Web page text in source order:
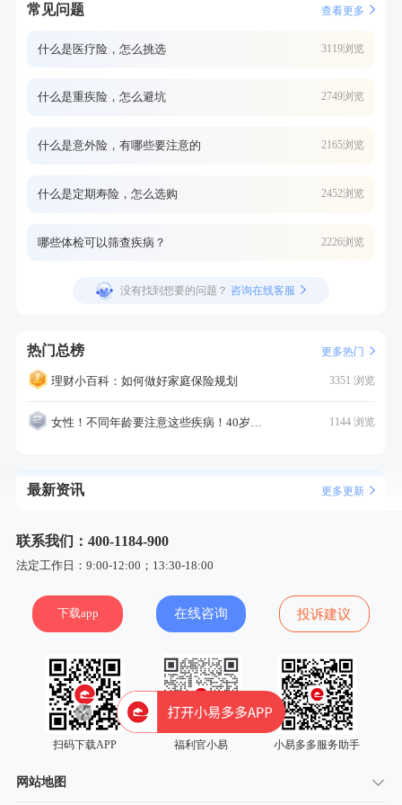
常见问题 查看更多
什么是医疗险，怎么挑选 3119浏览
什么是重疾险，怎么避坑 2749浏览
什么是意外险，有哪些要注意的 2165浏览
什么是定期寿险，怎么选购 2452浏览
哪些体检可以筛查疾病？ 2226浏览
没有找到想要的问题？ 咨询在线客服
热门总榜 更多热门
理财小百科：如何做好家庭保险规划 3351 浏览
女性！不同年龄要注意这些疾病！40岁的这个疾病最需要注意！ 1144 浏览
最新资讯 更多更新
联系我们：400-1184-900
法定工作日：9:00-12:00；13:30-18:00
下载app 在线咨询 投诉建议
扫码下载APP 福利官小易 小易多多服务助手
网站地图